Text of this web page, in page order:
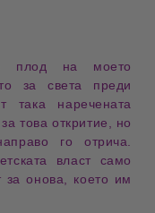
за света преди
наречената
за това откритие
, но
го отрича
власт само
за онова, което им